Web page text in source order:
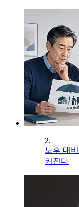
2.
노후 대
커진다